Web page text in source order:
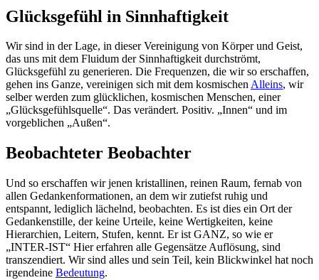
Glücksgefühl in Sinnhaftigkeit
Wir sind in der Lage, in dieser Vereinigung von Körper und Geist,
das uns mit dem Fluidum der Sinnhaftigkeit durchströmt,
Glücksgefühl zu generieren. Die Frequenzen, die wir so erschaffen,
gehen ins Ganze, vereinigen sich mit dem kosmischenAlleins, wir
selber werden zum glücklichen, kosmischen Menschen, einer
„Glücksgefühlsquelle“. Das verändert. Positiv. „Innen“ und im
vorgeblichen „Außen“.
Beobachteter Beobachter
Und so erschaffen wir jenen kristallinen, reinen Raum, fernab von
allen Gedankenformationen, an dem wir zutiefst ruhig und
entspannt, lediglich lächelnd, beobachten. Es ist dies ein Ort der
Gedankenstille, der keine Urteile, keine Wertigkeiten, keine
Hierarchien, Leitern, Stufen, kennt. Er ist GANZ, so wie er
„INTER-IST“ Hier erfahren alle Gegensätze Auflösung, sind
transzendiert. Wir sind alles und sein Teil, kein Blickwinkel hat noch
irgendeine Bedeutung.